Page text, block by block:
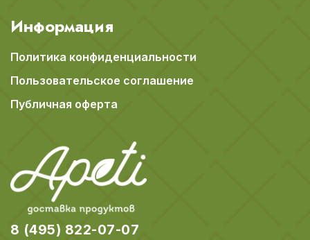
Информация
Политика конфиденциальности
Пользовательское соглашение
Публичная оферта
8 (495) 822-07-07